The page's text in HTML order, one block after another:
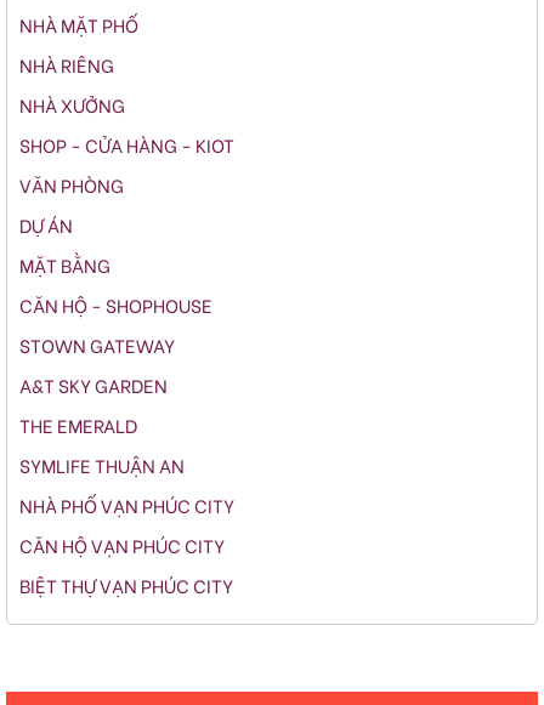
NHÀ MẶT PHỐ
NHÀ RIÊNG
NHÀ XƯỞNG
SHOP - CỬA HÀNG - KIOT
VĂN PHÒNG
DỰ ÁN
MẶT BẰNG
CĂN HỘ - SHOPHOUSE
STOWN GATEWAY
A&T SKY GARDEN
THE EMERALD
SYMLIFE THUẬN AN
NHÀ PHỐ VẠN PHÚC CITY
CĂN HỘ VẠN PHÚC CITY
BIỆT THỰ VẠN PHÚC CITY